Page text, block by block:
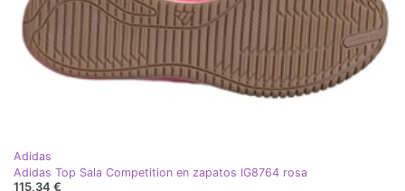
Adidas
Adidas Top Sala Competition en zapatos IG8764 rosa
115,34 €